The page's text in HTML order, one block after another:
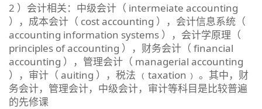
2 ）会计相关：中级会计（ intermeiate accounting
），成本会计（ cost accounting ），会计信息系统（
accounting information systems ），会计学原理（
principles of accounting ），财务会计（ financial
accounting ），管理会计（ managerial accounting
），审计（ auiting ），税法 ﹙taxation﹚ 。其中，财
务会计，管理会计，中级会计，审计等科目是比较普遍
的先修课